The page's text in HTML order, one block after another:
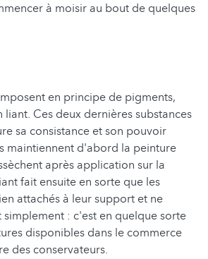
à moisir au bout de quelques
en principe de pigments,
Ces deux dernières substances
sa consistance et son pouvoir
maintiennent d'abord la peinture
après application sur la
fait ensuite en sorte que les
attachés à leur support et ne
: c'est en quelque sorte
disponibles dans le commerce
des conservateurs.